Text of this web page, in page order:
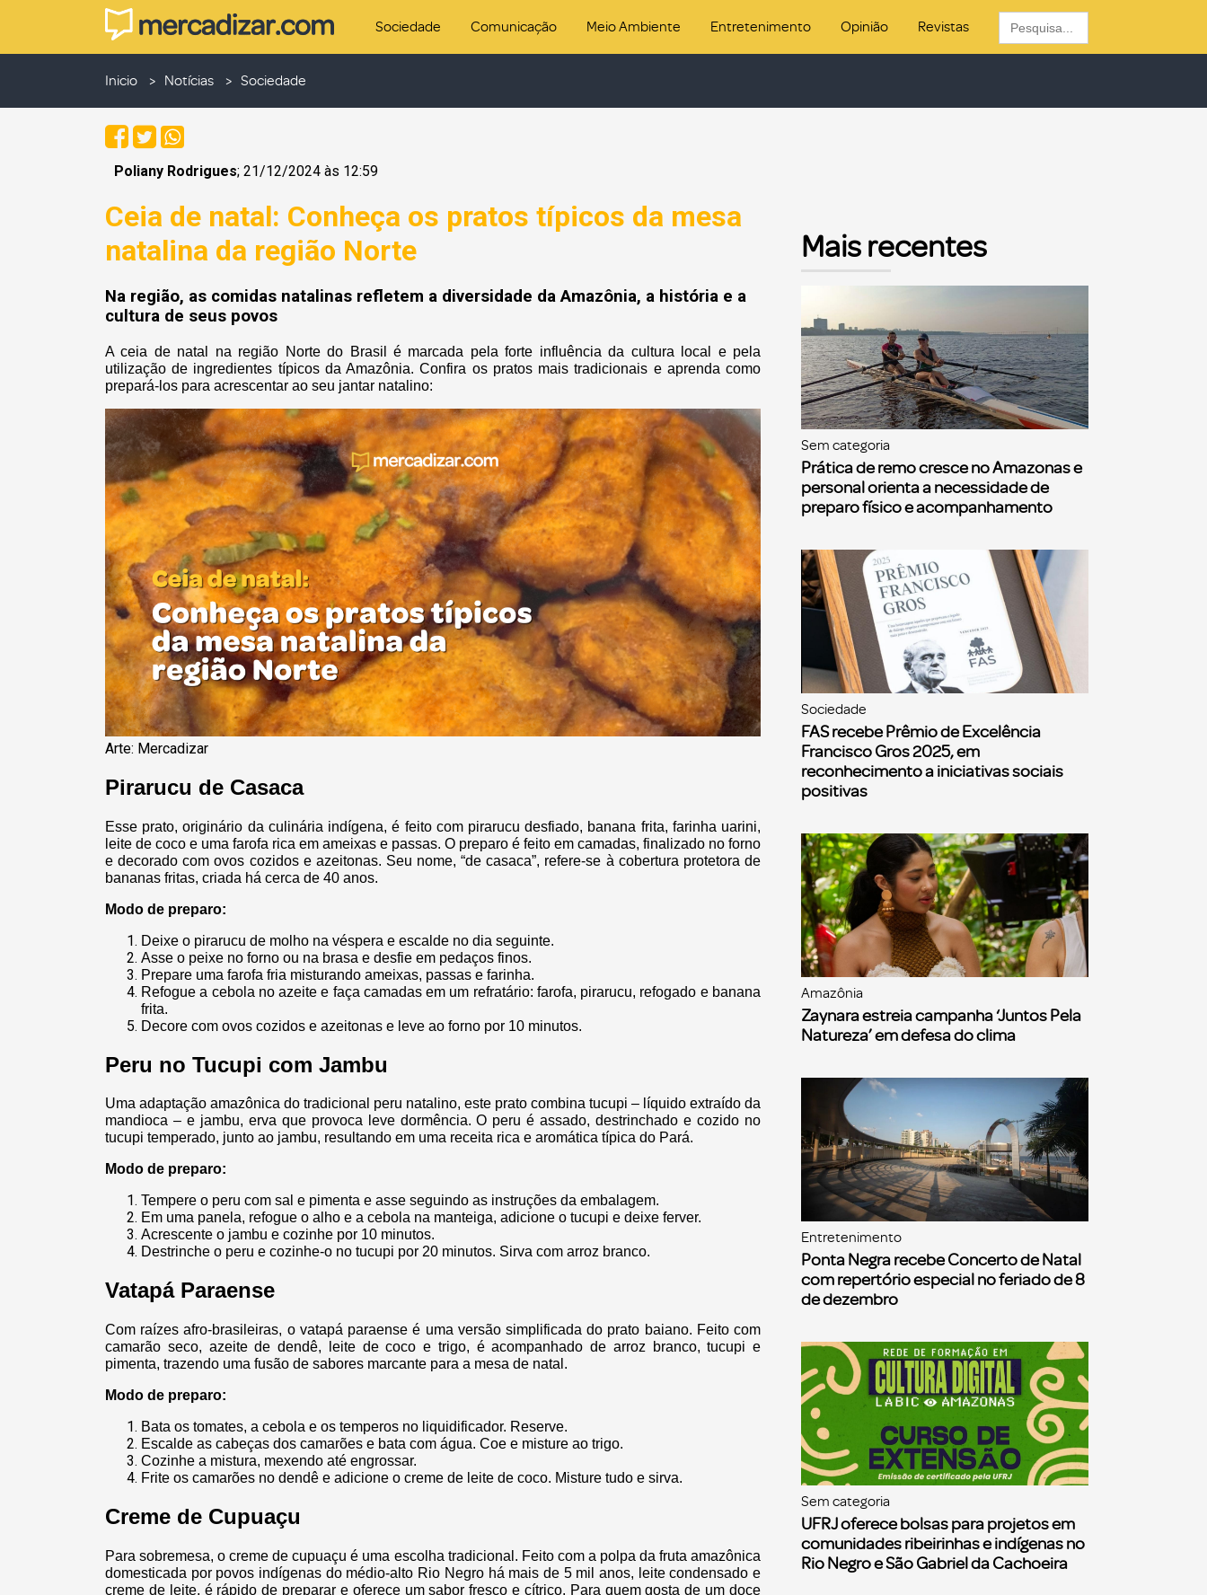
Sociedade Comunicação Meio Ambiente Entretenimento Opinião Revistas
Search
for:
Inicio Notícias Sociedade
Poliany Rodrigues; 21/12/2024 às 12:59
Ceia de natal: Conheça os pratos típicos da mesa
natalina da região Norte
Na região, as comidas natalinas refletem a diversidade da Amazônia, a história e a
cultura de seus povos
A ceia de natal na região Norte do Brasil é marcada pela forte influência da cultura local e pela
utilização de ingredientes típicos da Amazônia. Confira os pratos mais tradicionais e aprenda como
prepará-los para acrescentar ao seu jantar natalino:
Arte: Mercadizar
Pirarucu de Casaca
Esse prato, originário da culinária indígena, é feito com pirarucu desfiado, banana frita, farinha uarini,
leite de coco e uma farofa rica em ameixas e passas. O preparo é feito em camadas, finalizado no forno
e decorado com ovos cozidos e azeitonas. Seu nome, “de casaca”, refere-se à cobertura protetora de
bananas fritas, criada há cerca de 40 anos.
Modo de preparo:
Deixe o pirarucu de molho na véspera e escalde no dia seguinte.
Asse o peixe no forno ou na brasa e desfie em pedaços finos.
Prepare uma farofa fria misturando ameixas, passas e farinha.
Refogue a cebola no azeite e faça camadas em um refratário: farofa, pirarucu, refogado e banana
frita.
Decore com ovos cozidos e azeitonas e leve ao forno por 10 minutos.
Peru no Tucupi com Jambu
Uma adaptação amazônica do tradicional peru natalino, este prato combina tucupi – líquido extraído da
mandioca – e jambu, erva que provoca leve dormência. O peru é assado, destrinchado e cozido no
tucupi temperado, junto ao jambu, resultando em uma receita rica e aromática típica do Pará.
Modo de preparo:
Tempere o peru com sal e pimenta e asse seguindo as instruções da embalagem.
Em uma panela, refogue o alho e a cebola na manteiga, adicione o tucupi e deixe ferver.
Acrescente o jambu e cozinhe por 10 minutos.
Destrinche o peru e cozinhe-o no tucupi por 20 minutos. Sirva com arroz branco.
Vatapá Paraense
Com raízes afro-brasileiras, o vatapá paraense é uma versão simplificada do prato baiano. Feito com
camarão seco, azeite de dendê, leite de coco e trigo, é acompanhado de arroz branco, tucupi e
pimenta, trazendo uma fusão de sabores marcante para a mesa de natal.
Modo de preparo:
Bata os tomates, a cebola e os temperos no liquidificador. Reserve.
Escalde as cabeças dos camarões e bata com água. Coe e misture ao trigo.
Cozinhe a mistura, mexendo até engrossar.
Frite os camarões no dendê e adicione o creme de leite de coco. Misture tudo e sirva.
Creme de Cupuaçu
Para sobremesa, o creme de cupuaçu é uma escolha tradicional. Feito com a polpa da fruta amazônica
domesticada por povos indígenas do médio-alto Rio Negro há mais de 5 mil anos, leite condensado e
creme de leite, é rápido de preparar e oferece um sabor fresco e cítrico. Para quem gosta de um doce
Mais recentes
Sem categoria
Prática de remo cresce no Amazonas e
personal orienta a necessidade de
preparo físico e acompanhamento
Sociedade
FAS recebe Prêmio de Excelência
Francisco Gros 2025, em
reconhecimento a iniciativas sociais
positivas
Amazônia
Zaynara estreia campanha ‘Juntos Pela
Natureza’ em defesa do clima
Entretenimento
Ponta Negra recebe Concerto de Natal
com repertório especial no feriado de 8
de dezembro
Sem categoria
UFRJ oferece bolsas para projetos em
comunidades ribeirinhas e indígenas no
Rio Negro e São Gabriel da Cachoeira